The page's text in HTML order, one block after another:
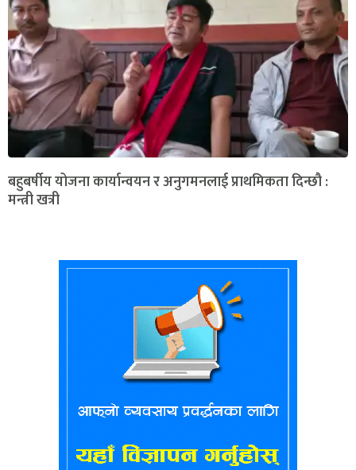
बहुबर्षीय योजना कार्यान्वयन र अनुगमनलाई प्राथमिकता दिन्छौ :
मन्त्री खत्री